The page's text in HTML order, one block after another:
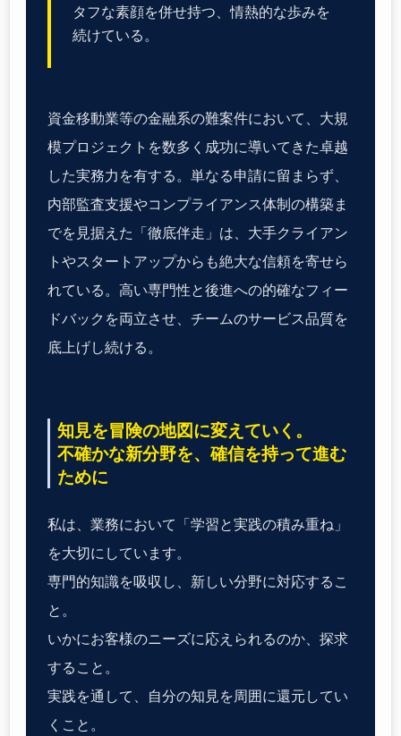
タフな素顔を併せ持つ、情熱的な歩みを
続けている。
資金移動業等の金融系の難案件において、大規
模プロジェクトを数多く成功に導いてきた卓越
した実務力を有する。単なる申請に留まらず、
内部監査支援やコンプライアンス体制の構築ま
でを見据えた「徹底伴走」は、大手クライアン
トやスタートアップからも絶大な信頼を寄せら
れている。高い専門性と後進への的確なフィー
ドバックを両立させ、チームのサービス品質を
底上げし続ける。
知見を冒険の地図に変えていく。
不確かな新分野を、確信を持って進む
ために
私は、業務において「学習と実践の積み重ね」
を大切にしています。
専門的知識を吸収し、新しい分野に対応するこ
と。
いかにお客様のニーズに応えられるのか、探求
すること。
実践を通して、自分の知見を周囲に還元してい
くこと。